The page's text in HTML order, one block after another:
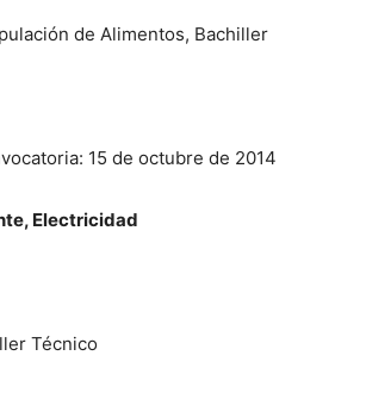
de Alimentos, Bachiller
15 de octubre de 2014
Electricidad
Técnico